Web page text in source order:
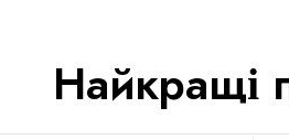
Найкращі